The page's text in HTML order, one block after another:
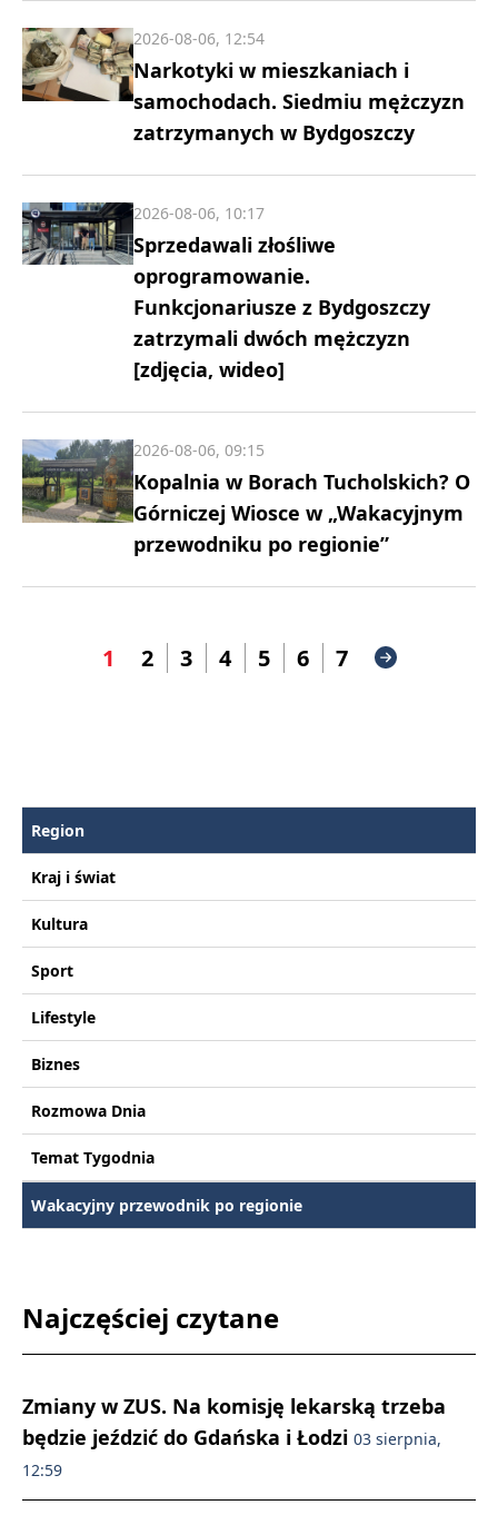
Narkotyki w mieszkaniach i
samochodach. Siedmiu mężczyzn
zatrzymanych w Bydgoszczy
2026-08-06, 12:54
Sprzedawali złośliwe
oprogramowanie.
Funkcjonariusze z Bydgoszczy
zatrzymali dwóch mężczyzn
[zdjęcia, wideo]
2026-08-06, 10:17
Kopalnia w Borach Tucholskich? O
Górniczej Wiosce w „Wakacyjnym
przewodniku po regionie”
2026-08-06, 09:15
1 2 3 4 5 6 7
Region
Kraj i świat
Kultura
Sport
Lifestyle
Biznes
Rozmowa Dnia
Temat Tygodnia
Wakacyjny przewodnik po regionie
Najczęściej czytane
Zmiany w ZUS. Na komisję lekarską trzeba
będzie jeździć do Gdańska i Łodzi 03 sierpnia,
12:59